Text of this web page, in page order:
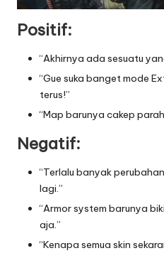
Positif:
“Akhirnya ada sesuatu
“Gue suka banget mode
terus!”
“Map barunya cakep
Negatif:
“Terlalu banyak
lagi.”
“Armor system barunya
aja.”
“Kenapa semua skin